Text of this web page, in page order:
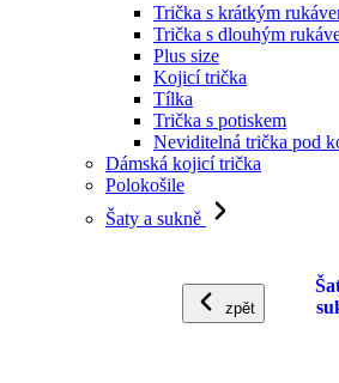
Trička s krátkým
Trička s dlouhým
Plus size
Kojicí trička
Tílka
Trička s potiskem
Neviditelná trička pod
Dámská kojicí trička
Polokošile
Šaty a sukně
zpět